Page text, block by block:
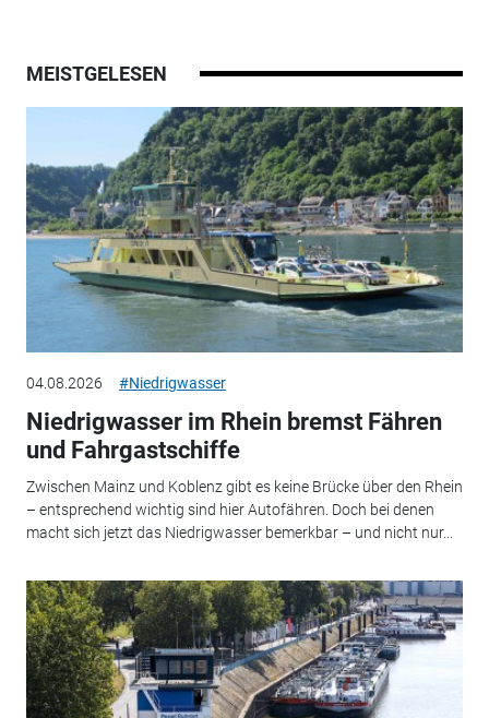
MEISTGELESEN
04.08.2026 #Niedrigwasser
Niedrigwasser im Rhein bremst Fähren
und Fahrgastschiffe
Zwischen Mainz und Koblenz gibt es keine Brücke über den Rhein
– entsprechend wichtig sind hier Autofähren. Doch bei denen
macht sich jetzt das Niedrigwasser bemerkbar – und nicht nur...